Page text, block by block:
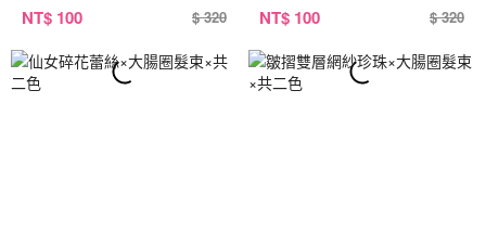
NT$ 100 $ 320 NT$ 100 $ 320